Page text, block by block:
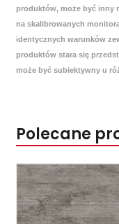
produktów, może być inny
na skalibrowanych
identycznych warunków
produktów stara się
może być subiektywny u
Polecane